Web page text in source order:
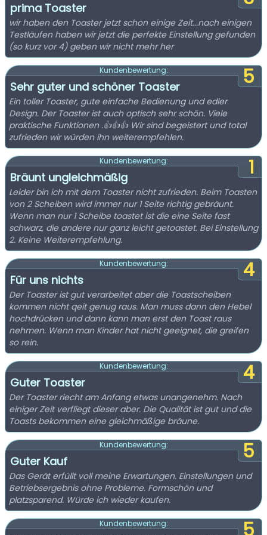
prima Toaster
wir haben den Toaster jetzt schon einige Zeit...nach einigen
Testläufen haben wir jetzt die perfekte Einstellung gefunden
(so kurz vor 4) geben wir nicht mehr her
5
Kundenbewertung:
Sehr guter und schöner Toaster
Ein toller Toaster, gute einfache Bedienung und edler
Design. Der Toaster ist auch optisch sehr schön. Viele
praktische Funktionen .👍👍👍 Wir sind begeistert und total
zufrieden wir würden ihn weiterempfehlen.
1
Kundenbewertung:
Bräunt ungleichmäßig
Leider bin ich mit dem Toaster nicht zufrieden. Beim Toasten
von 2 Scheiben wird immer nur 1 Seite richtig gebräunt.
Wenn man nur 1 Scheibe toastet ist die eine Seite fast
schwarz, die andere nur ganz leicht getoastet. Bei Einstellung
2. Keine Weiterempfehlung.
4
Kundenbewertung:
Für uns nichts
Der Toaster ist gut verarbeitet aber die Toastscheiben
kommen nicht qeit genug raus. Man muss dann den Hebel
hochdrücken und dann kann man erst den Toast raus
nehmen. Wenn man Kinder hat nicht geeignet, die greifen
so rein.
4
Kundenbewertung:
Guter Toaster
Der Toaster riecht am Anfang etwas unangenehm. Nach
einiger Zeit verfliegt dieser aber. Die Qualität ist gut und die
Toasts bekommen eine gleichmäßige bräune.
5
Kundenbewertung:
Guter Kauf
Das Gerät erfüllt voll meine Erwartungen. Einstellungen und
Betriebsergebnis ohne Probleme. Formschön und
platzsparend. Würde ich wieder kaufen.
Kundenbewertung: